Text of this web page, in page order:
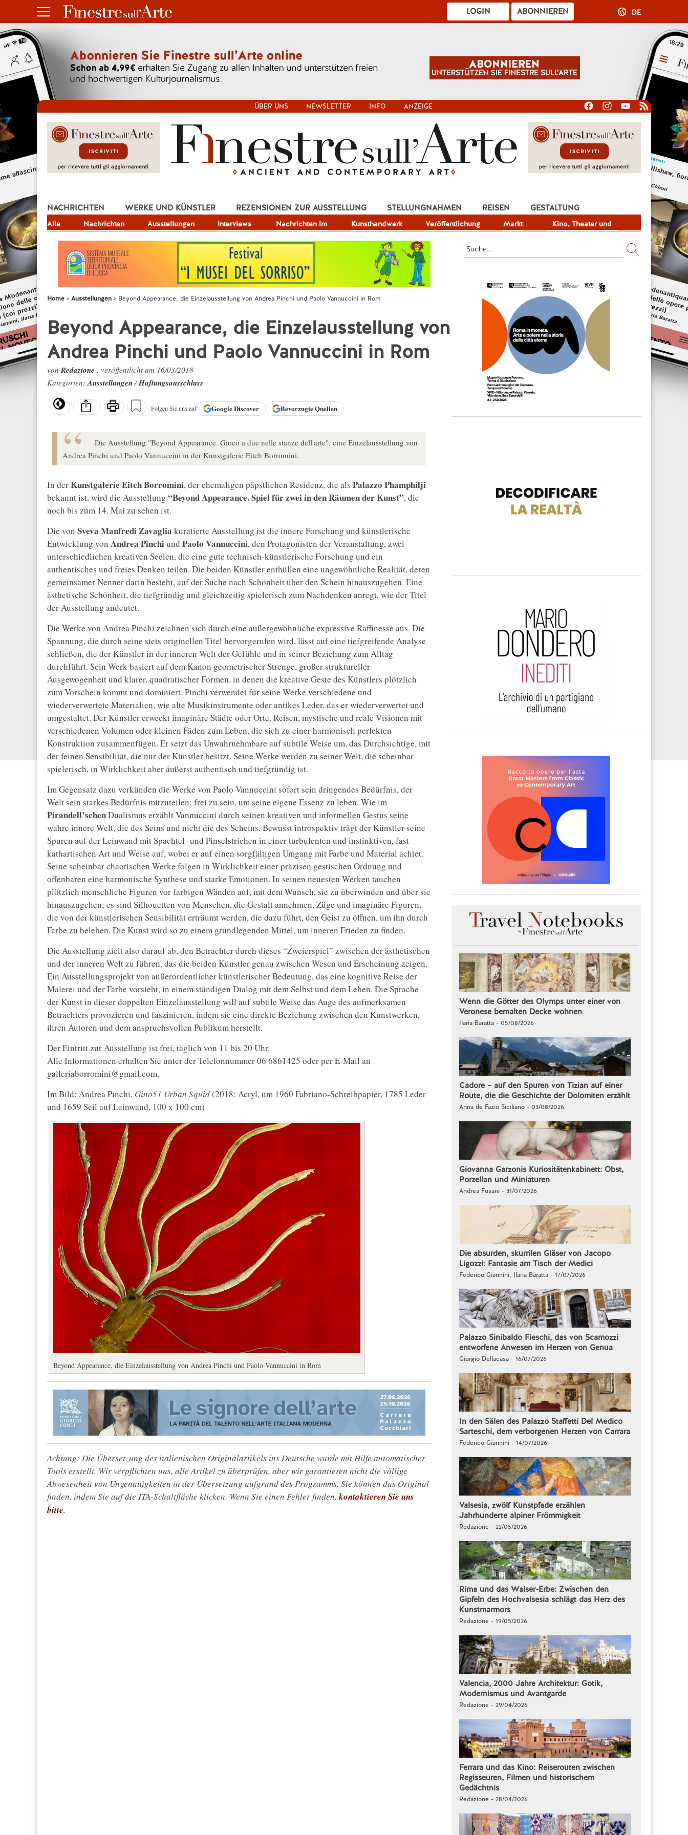
ABONNIEREN
LOGIN DE
ÜBER UNS NEWSLETTER INFO ANZEIGE
NACHRICHTEN
Alle Nachrichten Ausstellungen Interviews
Nachrichten im
Fokus
Kunsthandwerk Veröffentlichung Markt
Kino, Theater und
Fernsehen
WERKE UND KÜNSTLER REZENSIONEN ZUR AUSSTELLUNG STELLUNGNAHMEN REISEN
GESTALTUNG
JOB
Home Ausstellungen Beyond Appearance, die Einzelausstellung von Andrea Pinchi und Paolo Vannuccini in Rom
Beyond Appearance, die Einzelausstellung von
Andrea Pinchi und Paolo Vannuccini in Rom
vonRedazione , veröffentlicht am 16/03/2018
Kategorien:Ausstellungen/Haftungsausschluss
Folgen Sie uns auf GoogleDiscover Bevorzugte Quellen
Die Ausstellung "Beyond Appearance. Gioco a due nelle stanze dell'arte", eine Einzelausstellung von
Andrea Pinchi und Paolo Vannuccini in der Kunstgalerie Eitch Borromini.
In derKunstgalerie Eitch Borromini, der ehemaligen päpstlichen Residenz, die als Palazzo Phamphilji
bekannt ist, wird die Ausstellung “Beyond Appearance. Spiel für zwei in den Räumen der Kunst”, die
noch bis zum 14. Mai zu sehen ist.
Die von Sveva Manfredi Zavaglia kuratierte Ausstellung ist die innere Forschung und künstlerische
Entwicklung von Andrea Pinchiund Paolo Vannuccini, den Protagonisten der Veranstaltung, zwei
unterschiedlichen kreativen Seelen, die eine gute technisch-künstlerische Forschung und ein
authentisches und freies Denken teilen. Die beiden Künstler enthüllen eine ungewöhnliche Realität, deren
gemeinsamer Nenner darin besteht, auf der Suche nach Schönheit über den Schein hinauszugehen. Eine
ästhetische Schönheit, die tiefgründig und gleichzeitig spielerisch zum Nachdenken anregt, wie der Titel
der Ausstellung andeutet.
Die Werke von Andrea Pinchi zeichnen sich durch eine außergewöhnliche expressive Raffinesse aus. Die
Spannung, die durch seine stets originellen Titel hervorgerufen wird, lässt auf eine tiefgreifende Analyse
schließen, die der Künstler in der inneren Welt der Gefühle und in seiner Beziehung zum Alltag
durchführt. Sein Werk basiert auf dem Kanon geometrischer Strenge, großer struktureller
Ausgewogenheit und klarer, quadratischer Formen, in denen die kreative Geste des Künstlers plötzlich
zum Vorschein kommt und dominiert. Pinchi verwendet für seine Werke verschiedene und
wiederverwertete Materialien, wie alte Musikinstrumente oder antikes Leder, das er wiederverwertet und
umgestaltet. Der Künstler erweckt imaginäre Städte oder Orte, Reisen, mystische und reale Visionen mit
verschiedenen Volumen oder kleinen Fäden zum Leben, die sich zu einer harmonisch perfekten
Konstruktion zusammenfügen. Er setzt das Unwahrnehmbare auf subtile Weise um, das Durchsichtige, mit
der feinen Sensibilität, die nur der Künstler besitzt. Seine Werke werden zu seiner Welt, die scheinbar
spielerisch, in Wirklichkeit aber äußerst authentisch und tiefgründig ist.
Im Gegensatz dazu verkünden die Werke von Paolo Vannuccini sofort sein dringendes Bedürfnis, der
Welt sein starkes Bedürfnis mitzuteilen: frei zu sein, um seine eigene Essenz zu leben. Wie im
Pirandell’schenDualismus erzählt Vannuccini durch seinen kreativen und informellen Gestus seine
wahre innere Welt, die des Seins und nicht die des Scheins. Bewusst introspektiv trägt der Künstler seine
Spuren auf der Leinwand mit Spachtel- und Pinselstrichen in einer turbulenten und instinktiven, fast
kathartischen Art und Weise auf, wobei er auf einen sorgfältigen Umgang mit Farbe und Material achtet.
Seine scheinbar chaotischen Werke folgen in Wirklichkeit einer präzisen gestischen Ordnung und
offenbaren eine harmonische Synthese und starke Emotionen. In seinen neuesten Werken tauchen
plötzlich menschliche Figuren vor farbigen Wänden auf, mit dem Wunsch, sie zu überwinden und über sie
hinauszugehen; es sind Silhouetten von Menschen, die Gestalt annehmen, Züge und imaginäre Figuren,
die von der künstlerischen Sensibilität erträumt werden, die dazu führt, den Geist zu öffnen, um ihn durch
Farbe zu beleben. Die Kunst wird so zu einem grundlegenden Mittel, um inneren Frieden zu finden.
Die Ausstellung zielt also darauf ab, den Betrachter durch dieses “Zweierspiel” zwischen der ästhetischen
und der inneren Welt zu führen, das die beiden Künstler genau zwischen Wesen und Erscheinung zeigen.
Ein Ausstellungsprojekt von außerordentlicher künstlerischer Bedeutung, das eine kognitive Reise der
Malerei und der Farbe vorsieht, in einem ständigen Dialog mit dem Selbst und dem Leben. Die Sprache
der Kunst in dieser doppelten Einzelausstellung will auf subtile Weise das Auge des aufmerksamen
Betrachters provozieren und faszinieren, indem sie eine direkte Beziehung zwischen den Kunstwerken,
ihren Autoren und dem anspruchsvollen Publikum herstellt.
Der Eintritt zur Ausstellung ist frei, täglich von 11 bis 20 Uhr.
Alle Informationen erhalten Sie unter der Telefonnummer 06 6861425 oder per E-Mail an
galleriaborromini@gmail.com.
Im Bild: Andrea Pinchi, Gino51 Urban Squid(2018; Acryl, um 1960 Fabriano-Schreibpapier, 1785 Leder
und 1659 Seil auf Leinwand, 100 x 100 cm)
Beyond Appearance, die Einzelausstellung von Andrea Pinchi und Paolo Vannuccini in Rom
Achtung: Die Übersetzung des italienischen Originalartikels ins Deutsche wurde mit Hilfe automatischer
Tools erstellt. Wir verpflichten uns, alle Artikel zu überprüfen, aber wir garantieren nicht die völlige
Abwesenheit von Ungenauigkeiten in der Übersetzung aufgrund des Programms. Sie können das Original
finden, indem Sie auf die ITA-Schaltfläche klicken. Wenn Sie einen Fehler finden,kontaktieren Sie uns
bitte.
Wenn die Götter des Olymps unter einer von
Veronese bemalten Decke wohnen
Ilaria Baratta - 05/08/2026
Cadore – auf den Spuren von Tizian auf einer
Route, die die Geschichte der Dolomiten erzählt
Anna de Fazio Siciliano - 03/08/2026
Giovanna Garzonis Kuriositätenkabinett: Obst,
Porzellan und Miniaturen
Andrea Fusani - 31/07/2026
Die absurden, skurrilen Gläser von Jacopo
Ligozzi: Fantasie am Tisch der Medici
Federico Giannini, Ilaria Baratta - 17/07/2026
Palazzo Sinibaldo Fieschi, das von Scamozzi
entworfene Anwesen im Herzen von Genua
Giorgio Dellacasa - 16/07/2026
In den Sälen des Palazzo Staffetti Del Medico
Sarteschi, dem verborgenen Herzen von Carrara
Federico Giannini - 14/07/2026
Valsesia, zwölf Kunstpfade erzählen
Jahrhunderte alpiner Frömmigkeit
Redazione - 22/05/2026
Rima und das Walser-Erbe: Zwischen den
Gipfeln des Hochvalsesia schlägt das Herz des
Kunstmarmors
Redazione - 19/05/2026
Valencia, 2000 Jahre Architektur: Gotik,
Modernismus und Avantgarde
Redazione - 29/04/2026
Ferrara und das Kino: Reiserouten zwischen
Regisseuren, Filmen und historischem
Gedächtnis
Redazione - 28/04/2026